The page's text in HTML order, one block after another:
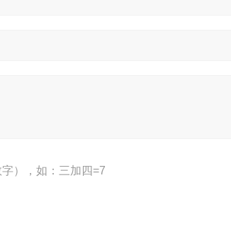
），如：三加四=7